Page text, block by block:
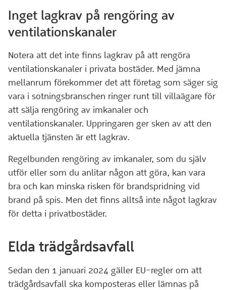
Inget lagkrav på rengöring av
ventilationskanaler
Notera att det inte finns lagkrav på att rengöra
ventilationskanaler i privata bostäder. Med jämna
mellanrum förekommer det att företag som säger sig
vara i sotningsbranschen ringer runt till villaägare för
att sälja rengöring av imkanaler och
ventilationskanaler. Uppringaren ger sken av att den
aktuella tjänsten är ett lagkrav.
Regelbunden rengöring av imkanaler, som du själv
utför eller som du anlitar någon att göra, kan vara
bra och kan minska risken för brandspridning vid
brand på spis. Men det finns alltså inte något lagkrav
för detta i privatbostäder.
Elda trädgårdsavfall
Sedan den 1 januari 2024 gäller EU-regler om att
trädgårdsavfall ska komposteras eller lämnas på